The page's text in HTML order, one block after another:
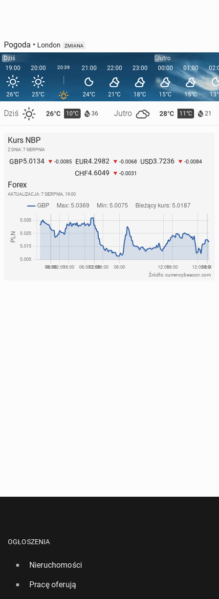
Pogoda • London ZMIANA
Dziś
19:00
26°C
Dziś 26°C 10°C 36 Jutro 28°C 11°C 21
20:00
25°C
20:39 21:00
24°C
22:00
21°C
23:00
18°C
Jutro
00:00
15°C
01:00
15°C
Kurs NBP
Z DNIA: 7 SIERPNIA
GBP5.0134 -0.0085 EUR4.2982 -0.0068 USD3.7236 -0.0084
CHF4.6049 -0.0031
Forex
AKTUALIZACJA: 7 SIERPNIA, 19:00
Źródło: currencybeacon.com
OGŁOSZENIA
Nieruchomości
Pracę oferują